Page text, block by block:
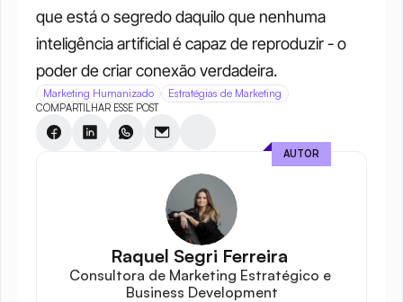
que está o segredo daquilo que nenhuma
inteligência artificial é capaz de reproduzir - o
poder de criar conexão verdadeira.
Marketing Humanizado Estratégias de Marketing
COMPARTILHAR ESSE POST
Raquel Segri Ferreira
Consultora de Marketing Estratégico e
Business Development
AUTOR